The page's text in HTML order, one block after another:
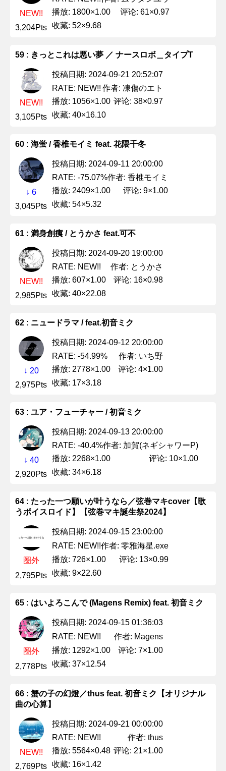
NEW!!
3,204Pts
播放: 1800×1.00
评论: 61×0.97
收藏: 52×9.68
59 : きっとこれは悪い夢 ／ ナースロボ＿タイプT
NEW!!
3,105Pts
投稿日期: 2024-09-21 20:52:07
RATE: NEW!! 作者: 凍傷のエト
播放: 1056×1.00 评论: 38×0.97
收藏: 40×16.10
60 : 海蛍 / 香椎モイミ feat. 花隈千冬
↓ 6
3,045Pts
投稿日期: 2024-09-11 20:00:00
RATE: -75.07%作者: 香椎モイミ
播放: 2409×1.00
评论: 9×1.00
收藏: 54×5.32
61 : 満身創痍 / とうかさ feat.可不
NEW!!
2,985Pts
投稿日期: 2024-09-20 19:00:00
RATE: NEW!!
作者: とうかさ
播放: 607×1.00
评论: 16×0.98
收藏: 40×22.08
62 : ニュードラマ / feat.初音ミク
↓ 20
2,975Pts
投稿日期: 2024-09-12 20:00:00
RATE: -54.99%
作者: いち野
播放: 2778×1.00
评论: 4×1.00
收藏: 17×3.18
63 : ユア・フューチャー / 初音ミク
↓ 40
2,920Pts
投稿日期: 2024-09-13 20:00:00
RATE: -40.4%作者: 加賀(ネギシャワーP)
播放: 2268×1.00
评论: 10×1.00
收藏: 34×6.18
64 : たった一つ願いが叶うなら／弦巻マキcover【歌
うボイスロイド】【弦巻マキ誕生祭2024】
圈外
2,795Pts
投稿日期: 2024-09-15 23:00:00
RATE: NEW!!作者: 零雅海星.exe
播放: 726×1.00
评论: 13×0.99
收藏: 9×22.60
65 : はいよろこんで (Magens Remix) feat. 初音ミク
圈外
2,778Pts
投稿日期: 2024-09-15 01:36:03
RATE: NEW!!
作者: Magens
播放: 1292×1.00
评论: 7×1.00
收藏: 37×12.54
66 : 蟹の子の幻燈／thus feat. 初音ミク【オリジナル
曲の心算】
NEW!!
2,769Pts
投稿日期: 2024-09-21 00:00:00
RATE: NEW!!
作者: thus
播放: 5564×0.48 评论: 21×1.00
收藏: 16×1.42